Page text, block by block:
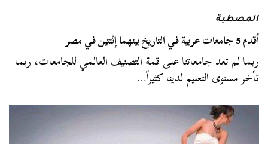
المصطبة
أقدم 5 جامعات عربية في التاريخ بينهما إثنتين في مصر
ربما لم تعد جامعاتنا على قمة التصنيف العالمي للجامعات، ربما
تأخر مستوى التعليم لدينا كثيراً…